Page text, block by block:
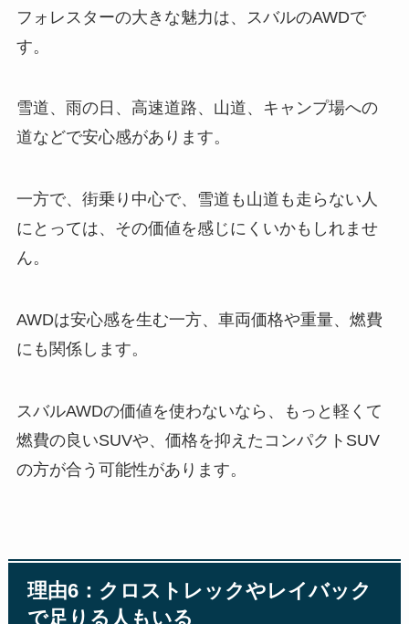
フォレスターの大きな魅力は、スバルのAWDで
す。
雪道、雨の日、高速道路、山道、キャンプ場への
道などで安心感があります。
一方で、街乗り中心で、雪道も山道も走らない人
にとっては、その価値を感じにくいかもしれませ
ん。
AWDは安心感を生む一方、車両価格や重量、燃費
にも関係します。
スバルAWDの価値を使わないなら、もっと軽くて
燃費の良いSUVや、価格を抑えたコンパクトSUV
の方が合う可能性があります。
理由6：クロストレックやレイバック
で足りる人もいる